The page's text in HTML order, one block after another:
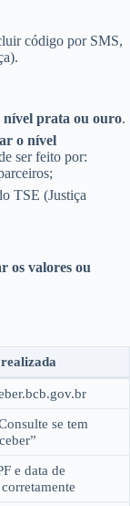
código por SMS,
nível prata ou ouro.
o nível
ser feito por:
TSE (Justiça
os valores ou
se tem
e data de